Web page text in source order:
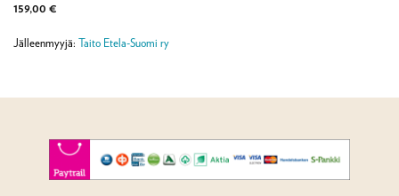
159,00 €
Jälleenmyyjä: Taito Etela-Suomi ry